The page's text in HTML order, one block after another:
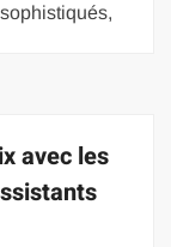
avec les